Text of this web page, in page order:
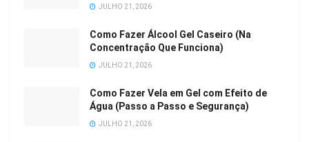
JULHO 21, 2026
Como Fazer Álcool Gel Caseiro (Na
Concentração Que Funciona)
JULHO 21, 2026
Como Fazer Vela em Gel com Efeito de
Água (Passo a Passo e Segurança)
JULHO 21, 2026